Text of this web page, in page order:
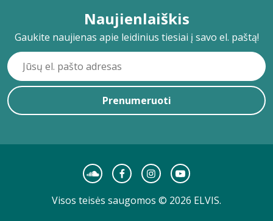
Naujienlaiškis
Gaukite naujienas apie leidinius tiesiai į savo el. paštą!
Prenumeruoti
Visos teisės saugomos © 2026 ELVIS.